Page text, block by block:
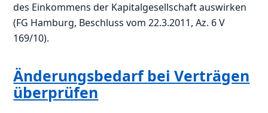
des Einkommens der Kapitalgesellschaft auswirken
(FG Hamburg, Beschluss vom 22.3.2011, Az. 6 V
169/10).
Änderungsbedarf bei Verträgen
überprüfen